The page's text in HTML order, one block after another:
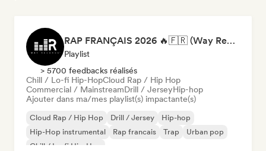
RAP FRANÇAIS 2026 🔥🇫🇷 (Way Records)
Playlist
> 5700 feedbacks réalisés
Chill / Lo-fi Hip-HopCloud Rap / Hip Hop
Commercial / MainstreamDrill / JerseyHip-hop
Ajouter dans ma/mes playlist(s) impactante(s)
Cloud Rap / Hip Hop Drill / Jersey
Hip-hop
Hip-Hop instrumental
Rap francais Trap
Urban pop
Chill / Lo-fi Hip-Hop